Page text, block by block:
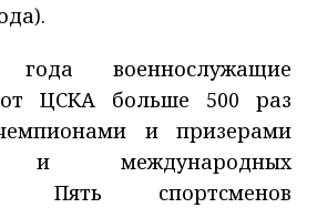
военнослужащие
ЦСКА больше 500 раз
и призерами
и международных
Пять спортсменов